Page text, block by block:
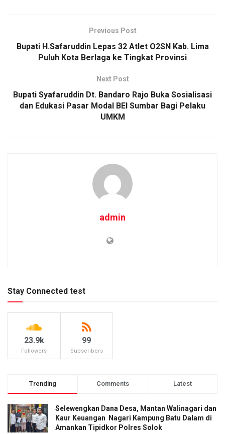
Previous Post
Bupati H.Safaruddin Lepas 32 Atlet O2SN Kab. Lima
Puluh Kota Berlaga ke Tingkat Provinsi
Next Post
Bupati Syafaruddin Dt. Bandaro Rajo Buka Sosialisasi
dan Edukasi Pasar Modal BEI Sumbar Bagi Pelaku
UMKM
admin
Stay Connected test
23.9k
Followers
99
Subscribers
Trending Comments Latest
Selewengkan Dana Desa, Mantan Walinagari dan
Kaur Keuangan Nagari Kampung Batu Dalam di
Amankan Tipidkor Polres Solok